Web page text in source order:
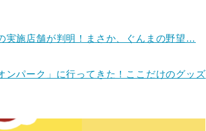
実施店舗が判明！まさか、ぐんまの野望…
パーク」に行ってきた！ここだけのグッズ